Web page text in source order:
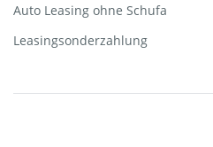
Auto Leasing ohne Schufa
Leasingsonderzahlung